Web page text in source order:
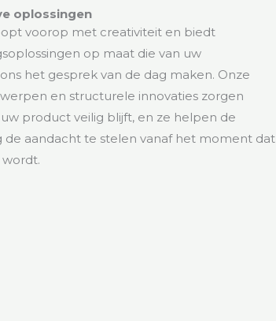
oplossingen
voorop met creativiteit en biedt
op maat die van uw
het gesprek van de dag maken. Onze
en structurele innovaties zorgen
product veilig blijft, en ze helpen de
de aandacht te stelen vanaf het moment dat